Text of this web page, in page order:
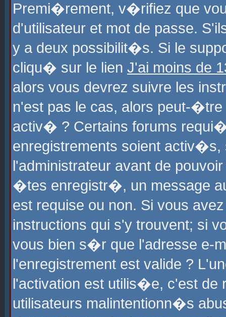
Premi�rement, v�rifiez que
d'utilisateur et mot de passe.
y a deux possibilit�s. Si le
cliqu� sur le lien J'ai moins de
alors vous devrez suivre les
n'est pas le cas, alors peut-
activ� ? Certains forums
enregistrements soient
l'administrateur avant de
�tes enregistr�, un message
est requise ou non. Si vous
instructions qui s'y trouvent; si
vous bien s�r que l'adresse e-
l'enregistrement est valide ?
l'activation est utilis�e, c'est
utilisateurs malintentionn�s